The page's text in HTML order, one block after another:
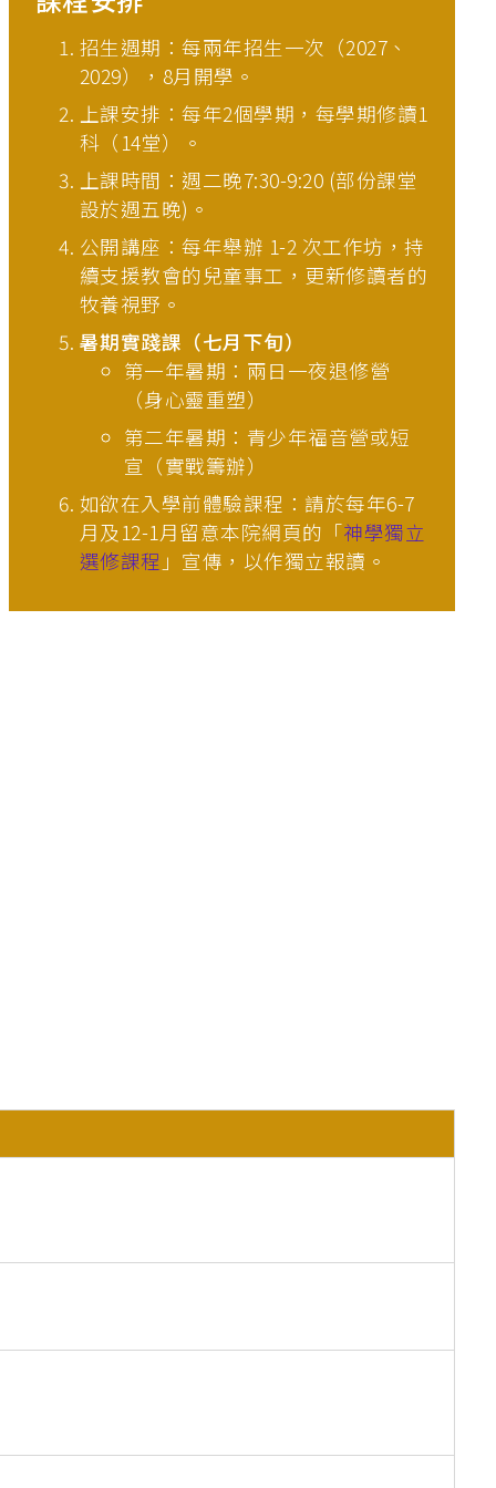
招生週期：每兩年招生一次（2027、
2029），8月開學。
上課安排：每年2個學期，每學期修讀1
科（14堂）。
上課時間：週二晚7:30-9:20 (部份課堂
設於週五晚)。
公開講座：每年舉辦 1-2 次工作坊，持
續支援教會的兒童事工，更新修讀者的
牧養視野。
暑期實踐課（七月下旬）
第一年暑期：兩日一夜退修營
（身心靈重塑）
第二年暑期：青少年福音營或短
宣（實戰籌辦）
如欲在入學前體驗課程：請於每年6-7
月及12-1月留意本院網頁的「神學獨立
選修課程 」宣傳，以作獨立報讀。